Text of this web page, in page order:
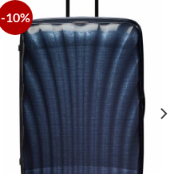
-10%